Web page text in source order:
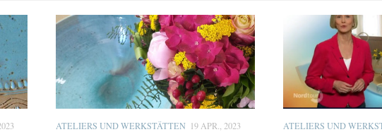
ATELIERS UND WERKSTÄTTEN 19 APR., 2023 ATELIERS UND